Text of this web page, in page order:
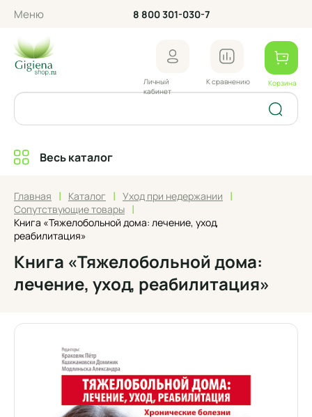
Меню 8 800 301-030-7
Личный
кабинет
К сравнению Корзина
Весь каталог
Главная | Каталог | Уход при недержании |
Сопутствующие товары |
Книга «Тяжелобольной дома: лечение, уход,
реабилитация»
Книга «Тяжелобольной дома:
лечение, уход, реабилитация»